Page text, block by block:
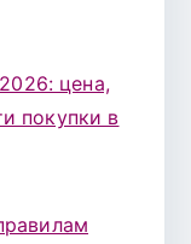
цена,
покупки в